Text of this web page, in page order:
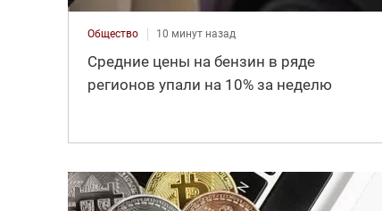
Общество 10 минут назад
Средние цены на бензин в ряде
регионов упали на 10% за неделю